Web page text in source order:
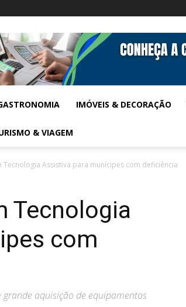
IMÓVEIS & DECORAÇÃO
& VIAGEM
Tecnologia Assistiva para munícipes com deficiência
Tecnologia
com
aquisição de equipamentos